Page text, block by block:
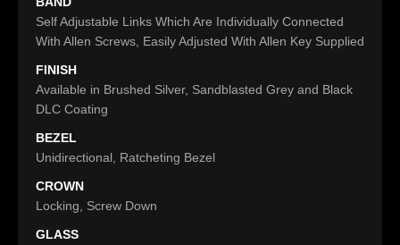
Self Adjustable Links Which Are Individually Connected
With Allen Screws, Easily Adjusted With Allen Key Supplied
FINISH
Available in Brushed Silver, Sandblasted Grey and Black
DLC Coating
BEZEL
Unidirectional, Ratcheting Bezel
CROWN
Locking, Screw Down
GLASS